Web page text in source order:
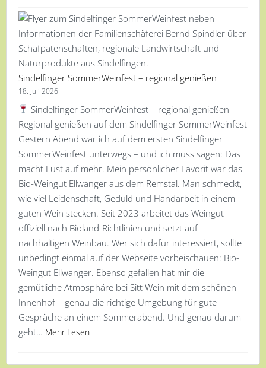
Sindelfinger SommerWeinfest – regional genießen
18. Juli 2026
Sindelfinger SommerWeinfest – regional genießen
Regional genießen auf dem Sindelfinger SommerWeinfest
Gestern Abend war ich auf dem ersten Sindelfinger
SommerWeinfest unterwegs – und ich muss sagen: Das
macht Lust auf mehr. Mein persönlicher Favorit war das
Bio-Weingut Ellwanger aus dem Remstal. Man schmeckt,
wie viel Leidenschaft, Geduld und Handarbeit in einem
guten Wein stecken. Seit 2023 arbeitet das Weingut
offiziell nach Bioland-Richtlinien und setzt auf
nachhaltigen Weinbau. Wer sich dafür interessiert, sollte
unbedingt einmal auf der Webseite vorbeischauen: Bio-
Weingut Ellwanger. Ebenso gefallen hat mir die
gemütliche Atmosphäre bei Sitt Wein mit dem schönen
Innenhof – genau die richtige Umgebung für gute
Gespräche an einem Sommerabend. Und genau darum
geht… Mehr Lesen